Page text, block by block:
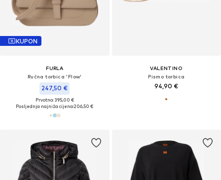
KUPON
FURLA
Ručna torbica 'Flow'
247,50 €
Prvotno: 395,00 €
Posljednja najniža cijena:206,50 €
VALENTINO
Pismo torbica
94,90 €